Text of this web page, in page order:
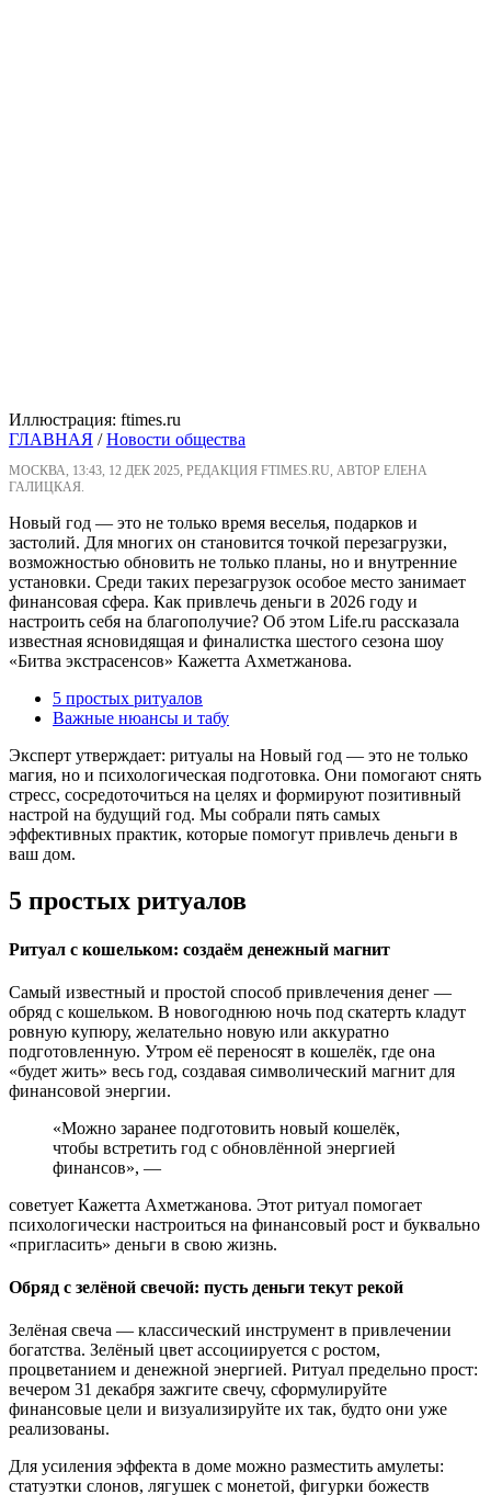
Иллюстрация: ftimes.ru
ГЛАВНАЯ /Новости общества
МОСКВА, 13:43, 12 ДЕК 2025, РЕДАКЦИЯ FTIMES.RU, АВТОР ЕЛЕНА
ГАЛИЦКАЯ.
Новый год — это не только время веселья, подарков и
застолий. Для многих он становится точкой перезагрузки,
возможностью обновить не только планы, но и внутренние
установки. Среди таких перезагрузок особое место занимает
финансовая сфера. Как привлечь деньги в 2026 году и
настроить себя на благополучие? Об этом Life.ru рассказала
известная ясновидящая и финалистка шестого сезона шоу
«Битва экстрасенсов» Кажетта Ахметжанова.
5 простых ритуалов
Важные нюансы и табу
Эксперт утверждает: ритуалы на Новый год — это не только
магия, но и психологическая подготовка. Они помогают снять
стресс, сосредоточиться на целях и формируют позитивный
настрой на будущий год. Мы собрали пять самых
эффективных практик, которые помогут привлечь деньги в
ваш дом.
5 простых ритуалов
Ритуал с кошельком: создаём денежный магнит
Самый известный и простой способ привлечения денег —
обряд с кошельком. В новогоднюю ночь под скатерть кладут
ровную купюру, желательно новую или аккуратно
подготовленную. Утром её переносят в кошелёк, где она
«будет жить» весь год, создавая символический магнит для
финансовой энергии.
«Можно заранее подготовить новый кошелёк,
чтобы встретить год с обновлённой энергией
финансов», —
советует Кажетта Ахметжанова. Этот ритуал помогает
психологически настроиться на финансовый рост и буквально
«пригласить» деньги в свою жизнь.
Обряд с зелёной свечой: пусть деньги текут рекой
Зелёная свеча — классический инструмент в привлечении
богатства. Зелёный цвет ассоциируется с ростом,
процветанием и денежной энергией. Ритуал предельно прост:
вечером 31 декабря зажгите свечу, сформулируйте
финансовые цели и визуализируйте их так, будто они уже
реализованы.
Для усиления эффекта в доме можно разместить амулеты:
статуэтки слонов, лягушек с монетой, фигурки божеств